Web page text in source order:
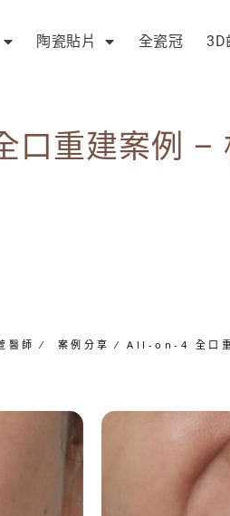
陶瓷貼片 全瓷冠 3D
口重建案例 –
醫師 ∕ 案例分享 ∕ All-on-4 全口重